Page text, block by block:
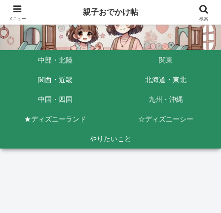
中部・北陸 関東
関西・近畿 北海道・東北
中国・四国 九州・沖縄
★ディズニーランド ☆ディズニーシー
やりたいこと
メニュー
親子おでかけ帖
検索